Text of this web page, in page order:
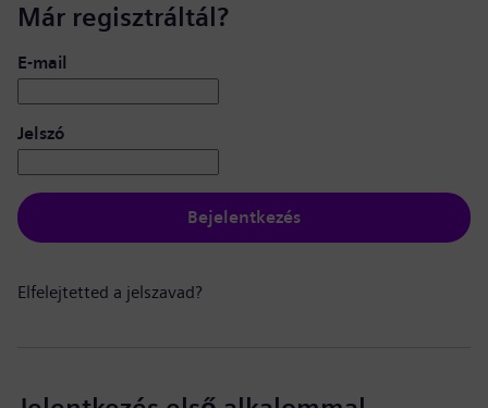
Már regisztráltál?
Bejelentkezés: felhasználó és jelszó
E-mail
Jelszó
Bejelentkezés
Elfelejtetted a jelszavad?